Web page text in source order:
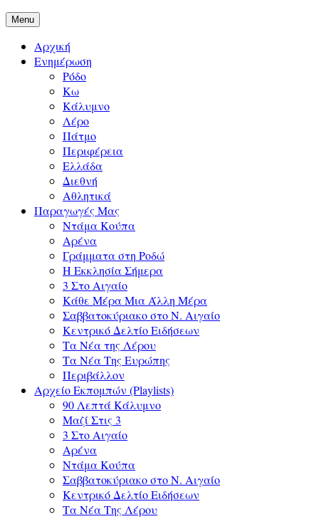
Menu
Αρχική
Ενημέρωση
Ρόδο
Κω
Κάλυμνο
Λέρο
Πάτμο
Περιφέρεια
Ελλάδα
Διεθνή
Αθλητικά
Παραγωγές Μας
Ντάμα Κούπα
Αρένα
Γράμματα στη Ροδώ
Η Εκκλησία Σήμερα
3 Στο Αιγαίο
Κάθε Μέρα Μια Άλλη Μέρα
Σαββατοκύριακο στο Ν. Αιγαίο
Κεντρικό Δελτίο Ειδήσεων
Τα Νέα της Λέρου
Τα Νέα Της Ευρώπης
Περιβάλλον
Αρχείο Εκπομπών (Playlists)
90 Λεπτά Κάλυμνο
Μαζί Στις 3
3 Στο Αιγαίο
Αρένα
Ντάμα Κούπα
Σαββατοκύριακο στο Ν. Αιγαίο
Κεντρικό Δελτίο Ειδήσεων
Τα Νέα Της Λέρου